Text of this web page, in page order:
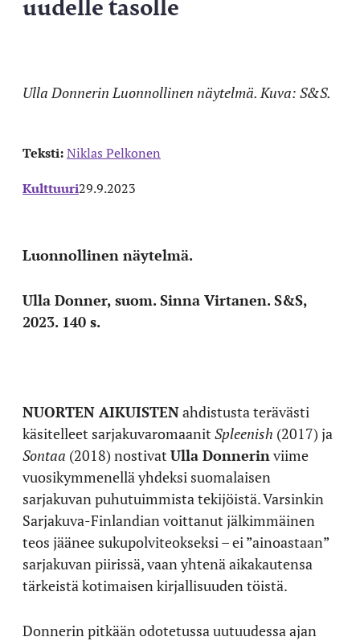
Ulla Donnerin Luonnollinen näytelmä. Kuva: S&S.
Teksti:Niklas Pelkonen
Kulttuuri29.9.2023
Luonnollinen näytelmä.
Ulla Donner, suom. Sinna Virtanen. S&S,
2023. 140 s.
NUORTEN AIKUISTENahdistusta terävästi
käsitelleet sarjakuvaromaanit Spleenish (2017) ja
Sontaa (2018) nostivat Ulla Donnerinviime
vuosikymmenellä yhdeksi suomalaisen
sarjakuvan puhutuimmista tekijöistä. Varsinkin
Sarjakuva-Finlandian voittanut jälkimmäinen
teos jäänee sukupolviteokseksi – ei ”ainoastaan”
sarjakuvan piirissä, vaan yhtenä aikakautensa
tärkeistä kotimaisen kirjallisuuden töistä.
Donnerin pitkään odotetussa uutuudessa ajan